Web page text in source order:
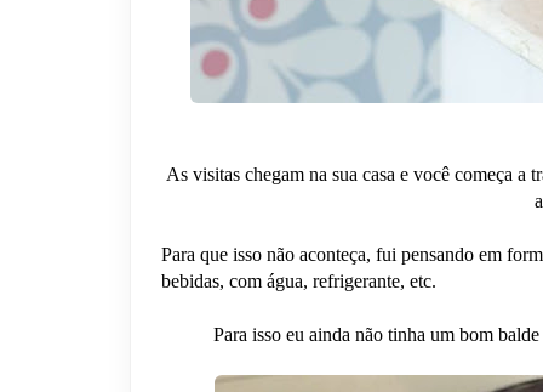
As visitas chegam na sua casa e você começa a
Para que isso não aconteça, fui pensando em
bebidas, com água, refrigerante, etc.
Para isso eu ainda não tinha um bom